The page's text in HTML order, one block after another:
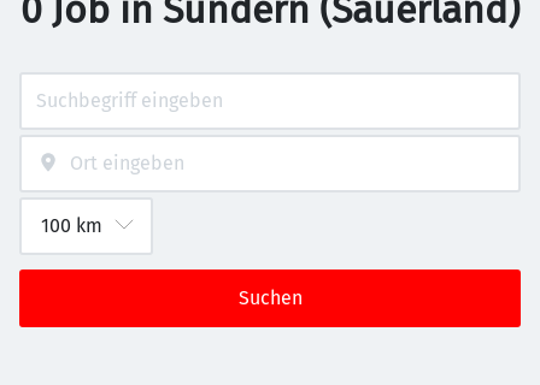
0 Job in Sundern (Sauerland)
Suchen